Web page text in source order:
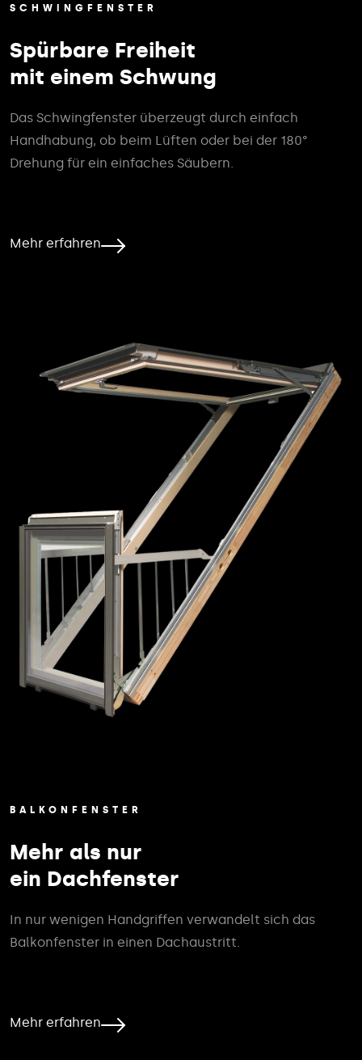
SCHWINGFENSTER
Spürbare Freiheit
mit einem Schwung
Das Schwingfenster überzeugt durch einfach
Handhabung, ob beim Lüften oder bei der 180°
Drehung für ein einfaches Säubern.
Mehr erfahren
BALKONFENSTER
Mehr als nur
ein Dachfenster
In nur wenigen Handgriffen verwandelt sich das
Balkonfenster in einen Dachaustritt.
Mehr erfahren